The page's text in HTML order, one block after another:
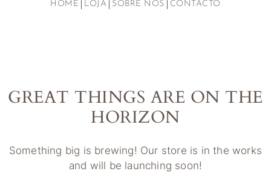
HOME LOJA SOBRE NÓS CONTACTO
GREAT THINGS ARE ON THE
HORIZON
Something big is brewing! Our store is in the works
and will be launching soon!